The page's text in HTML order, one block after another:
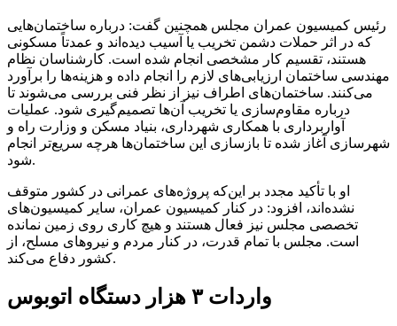
رئیس کمیسیون عمران مجلس همچنین گفت: درباره ساختمان‌هایی
که در اثر حملات دشمن تخریب یا آسیب دیده‌اند و عمدتاً مسکونی
هستند، تقسیم کار مشخصی انجام شده است. کارشناسان نظام
مهندسی ساختمان ارزیابی‌های لازم را انجام داده و هزینه‌ها را برآورد
می‌کنند. ساختمان‌های اطراف نیز از نظر فنی بررسی می‌شوند تا
درباره مقاوم‌سازی یا تخریب آن‌ها تصمیم‌گیری شود. عملیات
آواربرداری با همکاری شهرداری، بنیاد مسکن و وزارت راه و
شهرسازی آغاز شده تا بازسازی این ساختمان‌ها هرچه سریع‌تر انجام
شود.
او با تأکید مجدد بر این‌که پروژه‌های عمرانی در کشور متوقف
نشده‌اند، افزود: در کنار کمیسیون عمران، سایر کمیسیون‌های
تخصصی مجلس نیز فعال هستند و هیچ کاری روی زمین نمانده
است. مجلس با تمام قدرت، در کنار مردم و نیروهای مسلح، از
کشور دفاع می‌کند.
واردات ۳ هزار دستگاه اتوبوس